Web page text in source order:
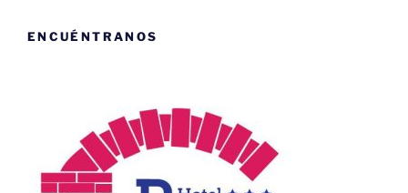
ENCUÉNTRANOS